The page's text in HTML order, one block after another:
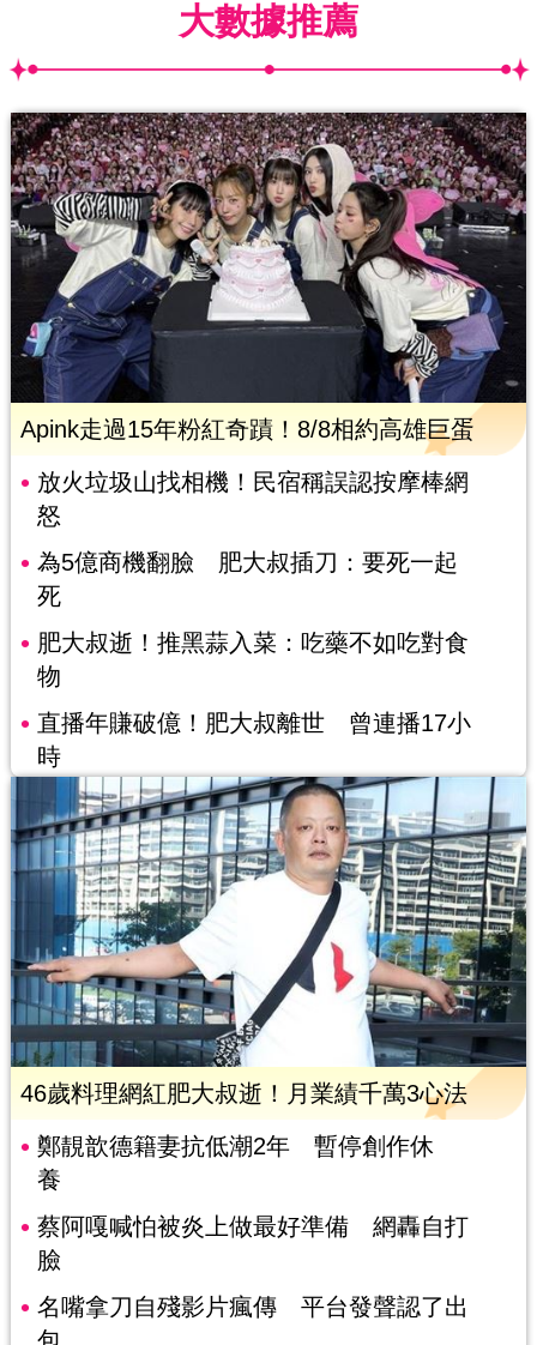
大數據推薦
Apink走過15年粉紅奇蹟！8/8相約高雄巨蛋
放火垃圾山找相機！民宿稱誤認按摩棒網
怒
為5億商機翻臉 肥大叔插刀：要死一起
死
肥大叔逝！推黑蒜入菜：吃藥不如吃對食
物
直播年賺破億！肥大叔離世 曾連播17小
時
46歲料理網紅肥大叔逝！月業績千萬3心法
鄭靚歆德籍妻抗低潮2年 暫停創作休
養
蔡阿嘎喊怕被炎上做最好準備 網轟自打
臉
名嘴拿刀自殘影片瘋傳 平台發聲認了出